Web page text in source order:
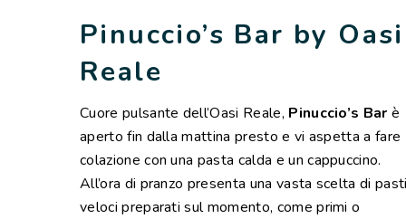
Pinuccio’s Bar by Oasi
Reale
Cuore pulsante dell’Oasi Reale, Pinuccio’s Bar è
aperto fin dalla mattina presto e vi aspetta a fare
colazione con una pasta calda e un cappuccino.
All’ora di pranzo presenta una vasta scelta di
veloci preparati sul momento, come primi o